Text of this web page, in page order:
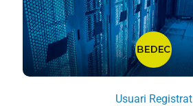
Usuari Registrat